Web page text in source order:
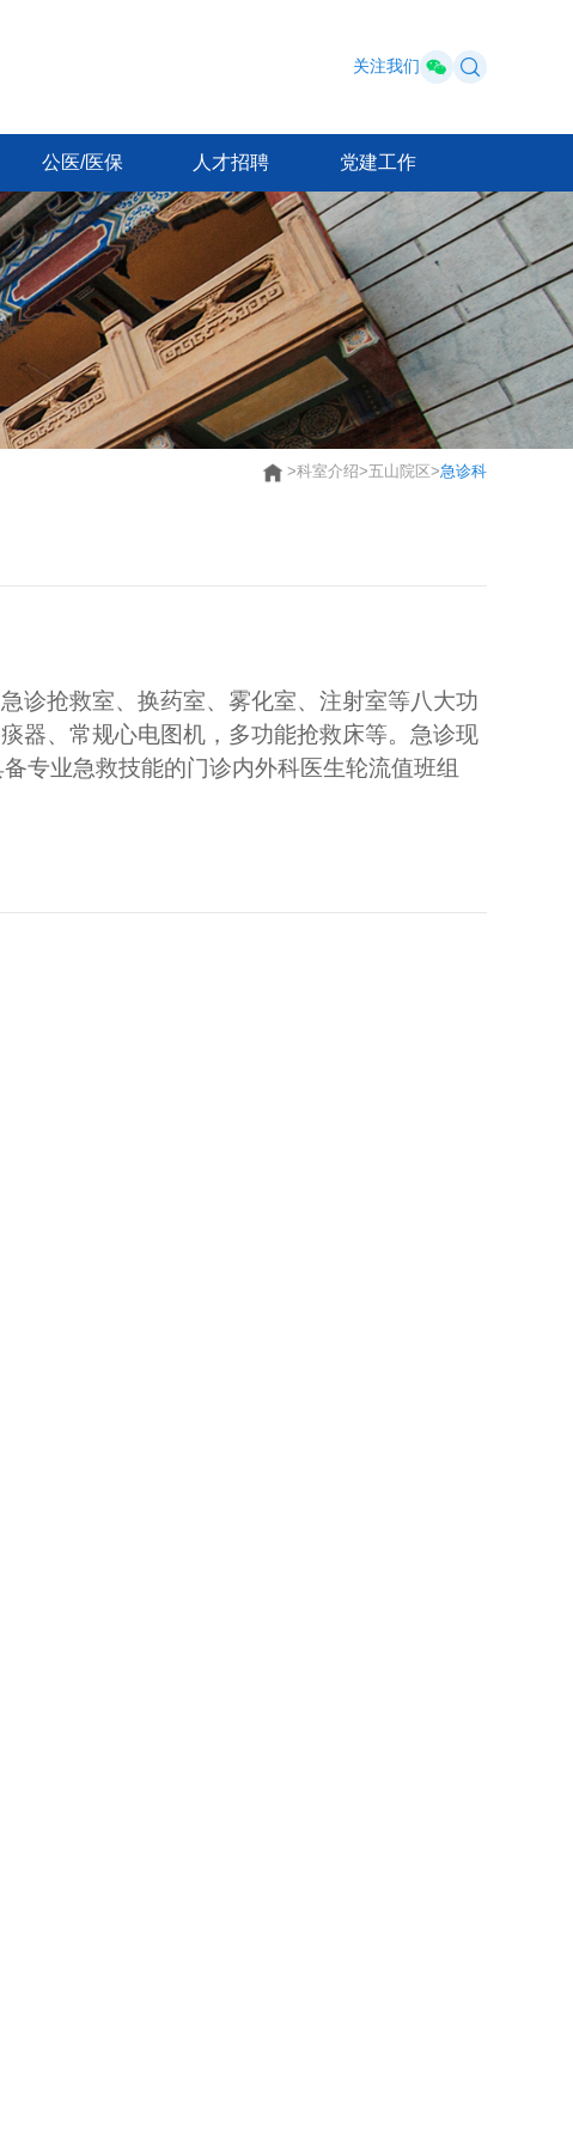
关注我们
公医/医保 人才招聘 党建工作
>科室介绍>五山院区>急诊科
诊抢救室、换药室、雾化室、注射室等八大功
器、常规心电图机，多功能抢救床等。急诊现
专业急救技能的门诊内外科医生轮流值班组